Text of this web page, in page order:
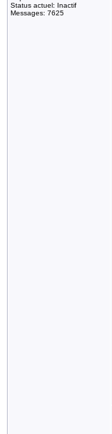
Status actuel: Inactif
Messages: 7625